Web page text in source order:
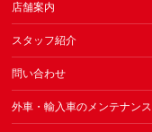
店舗案内
スタッフ紹介
問い合わせ
外車・輸入車のメンテナンス